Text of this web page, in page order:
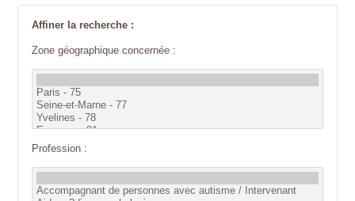
Affiner la recherche :
Zone géographique concernée :
Profession :